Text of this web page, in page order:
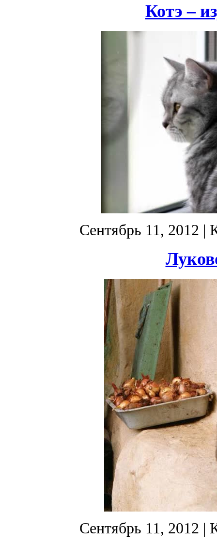
Котэ –
Сентябрь 11, 2012 |
Сентябрь 11, 2012 |